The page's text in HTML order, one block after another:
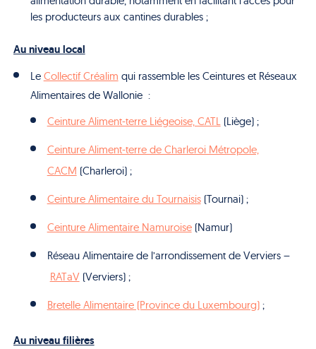
les producteurs aux cantines durables ;
Au niveau local
Le Collectif Créalim qui rassemble les Ceintures et Réseaux
Alimentaires de Wallonie :
Ceinture Aliment-terre Liégeoise, CATL(Liège) ;
Ceinture Aliment-terre de Charleroi Métropole,
CACM (Charleroi) ;
Ceinture Alimentaire du Tournaisis(Tournai) ;
Ceinture Alimentaire Namuroise(Namur)
Réseau Alimentaire de l’arrondissement de Verviers –
RATaV(Verviers) ;
Bretelle Alimentaire (Province du Luxembourg);
Au niveau filières